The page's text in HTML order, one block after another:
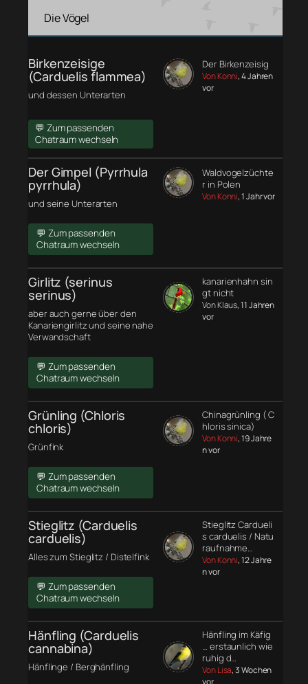
Die Vögel
Birkenzeisige
(Carduelis flammea)
und dessen Unterarten
💬 Zum passenden
Chatraum wechseln
Der Birkenzeisig
Von Konni, 4 Jahren
vor
Der Gimpel (Pyrrhula
pyrrhula)
und seine Unterarten
💬 Zum passenden
Chatraum wechseln
Waldvogelzüchte
r in Polen
Von Konni, 1 Jahr vor
Girlitz (serinus
serinus)
aber auch gerne über den
Kanariengirlitz und seine nahe
Verwandschaft
💬 Zum passenden
Chatraum wechseln
kanarienhahn sin
gt nicht
Von Klaus, 11 Jahren
vor
Grünling (Chloris
chloris)
Grünfink
💬 Zum passenden
Chatraum wechseln
Chinagrünling ( C
hloris sinica)
Von Konni, 19 Jahre
n vor
Stieglitz (Carduelis
carduelis)
Alles zum Stieglitz / Distelfink
💬 Zum passenden
Chatraum wechseln
Stieglitz Cardueli
s carduelis / Natu
raufnahme…
Von Konni, 12 Jahre
n vor
Hänfling (Carduelis
cannabina)
Hänflinge / Berghänfling
Hänfling im Käfig
… erstaunlich wie
ruhig d…
Von Lisa, 3 Wochen